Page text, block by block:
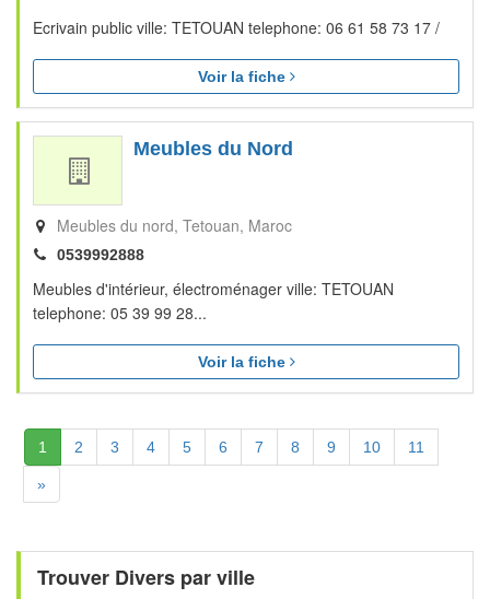
Ecrivain public ville: TETOUAN telephone: 06 61 58 73 17 /
Voir la fiche
Meubles du Nord
Meubles du nord Tetouan Maroc
0539992888
Meubles d'intérieur, électroménager ville: TETOUAN
telephone: 05 39 99 28...
Voir la fiche
1 (Actuelle)
2 3 4 5 6 7 8 9 10 11
»Suivante
Trouver Divers par ville